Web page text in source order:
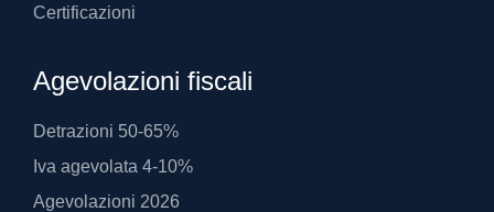
Certificazioni
Agevolazioni fiscali
Detrazioni 50-65%
Iva agevolata 4-10%
Agevolazioni 2026